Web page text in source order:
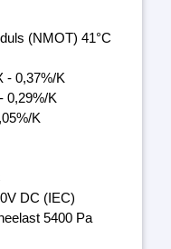
(NMOT) 41°C
- 0,37%/K
0,29%/K
K
DC (IEC)
5400 Pa